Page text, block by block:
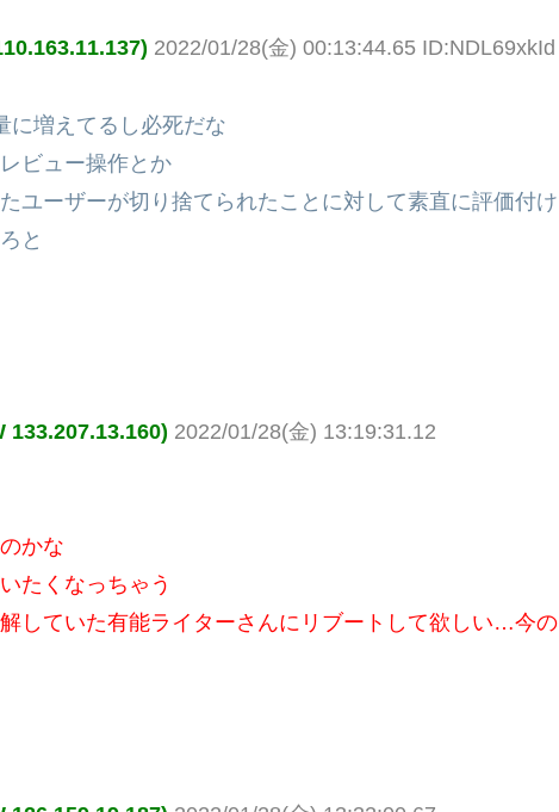
2022/01/28(金) 00:13:44.65 ID:NDL69xkId
に増えてるし必死だな
ビュー操作とか
ユーザーが切り捨てられたことに対して素直に評価付け
と
133.207.13.160) 2022/01/28(金) 13:19:31.12
かな
たくなっちゃう
していた有能ライターさんにリブートして欲しい…今の